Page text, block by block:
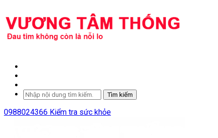
Tìm kiếm
0988024366 Kiểm tra sức khỏe